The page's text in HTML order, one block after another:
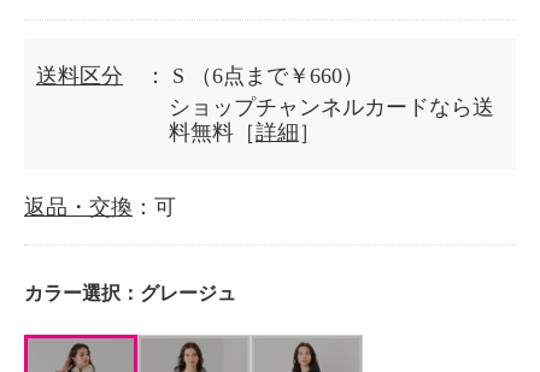
送料区分 ： S
（6点まで￥660）
ショップチャンネルカードなら送
料無料［詳細 ］
返品・交換 ：可
カラー選択： グレージュ